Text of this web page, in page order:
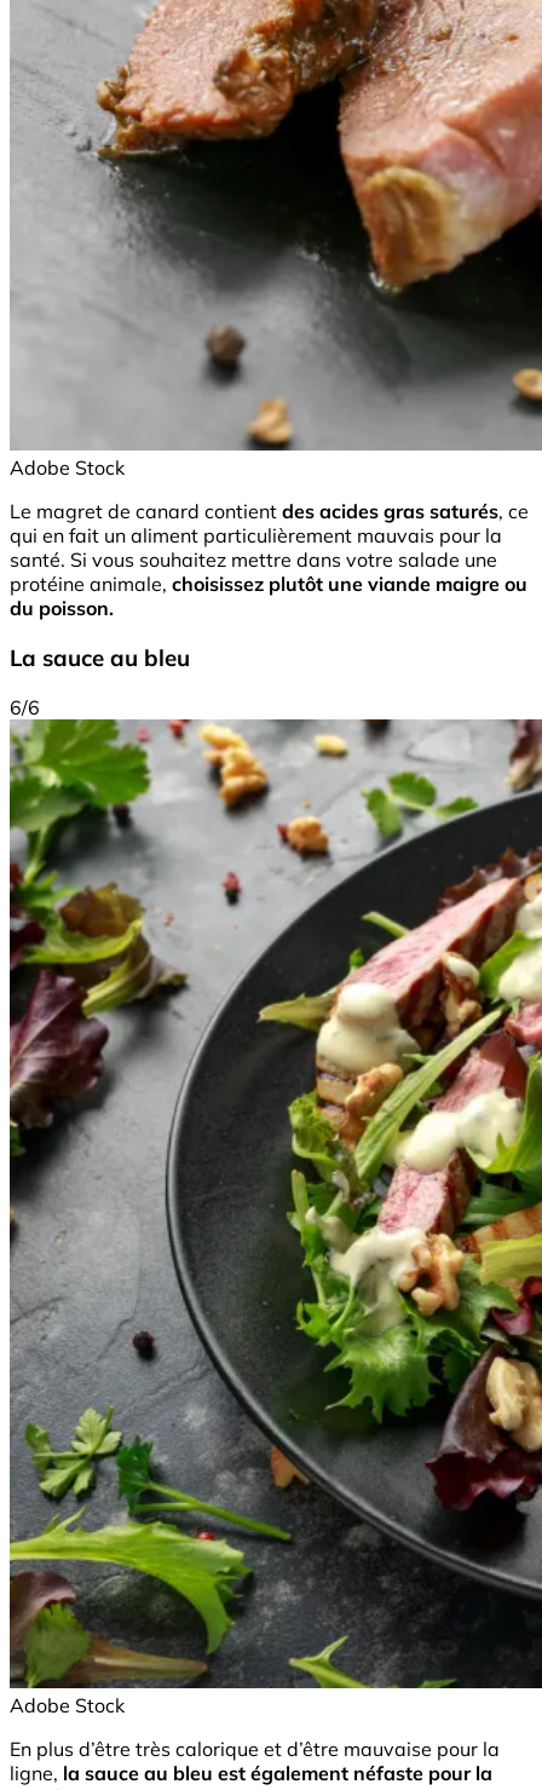
Adobe Stock
Le magret de canard contient des acides gras saturés, ce
qui en fait un aliment particulièrement mauvais pour la
santé. Si vous souhaitez mettre dans votre salade une
protéine animale, choisissez plutôt une viande maigre ou
du poisson.
La sauce au bleu
6/6
Adobe Stock
En plus d’être très calorique et d’être mauvaise pour la
ligne, la sauce au bleu est également néfaste pour la